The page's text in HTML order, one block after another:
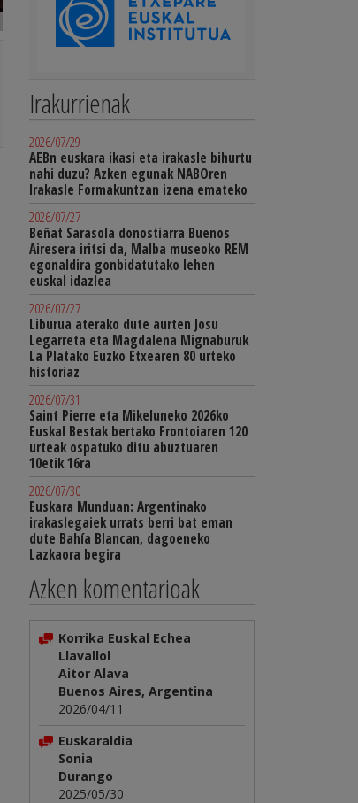
Irakurrienak
2026/07/29
AEBn euskara ikasi eta irakasle bihurtu
nahi duzu? Azken egunak NABOren
Irakasle Formakuntzan izena emateko
2026/07/27
Beñat Sarasola donostiarra Buenos
Airesera iritsi da, Malba museoko REM
egonaldira gonbidatutako lehen
euskal idazlea
2026/07/27
Liburua aterako dute aurten Josu
Legarreta eta Magdalena Mignaburuk
La Platako Euzko Etxearen 80 urteko
historiaz
2026/07/31
Saint Pierre eta Mikeluneko 2026ko
Euskal Bestak bertako Frontoiaren 120
urteak ospatuko ditu abuztuaren
10etik 16ra
2026/07/30
Euskara Munduan: Argentinako
irakaslegaiek urrats berri bat eman
dute Bahía Blancan, dagoeneko
Lazkaora begira
Azken komentarioak
Korrika Euskal Echea
Llavallol
Aitor Alava
Buenos Aires, Argentina
2026/04/11
Euskaraldia
Sonia
Durango
2025/05/30